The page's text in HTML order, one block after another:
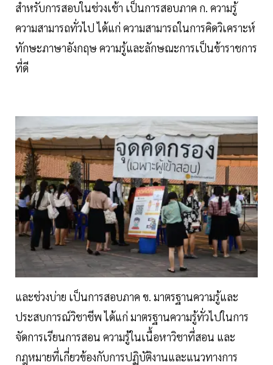
สำหรับการสอบในช่วงเช้า เป็นการสอบภาค ก. ความรู้
ความสามารถทั่วไป ได้แก่ ความสามารถในการคิดวิเคราะห์
ทักษะภาษาอังกฤษ ความรู้และลักษณะการเป็นข้าราชการ
ที่ดี
และช่วงบ่าย เป็นการสอบภาค ข. มาตรฐานความรู้และ
ประสบการณ์วิชาชีพ ได้แก่ มาตรฐานความรู้ทั่วไปในการ
จัดการเรียนการสอน ความรู้ในเนื้อหาวิชาที่สอน และ
กฎหมายที่เกี่ยวข้องกับการปฏิบัติงานและแนวทางการ